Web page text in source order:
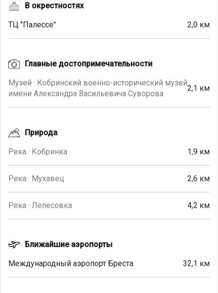
В окрестностях
ТЦ "Палессе" 2,0 км
Главные достопримечательности
Музей · Кобринский военно-исторический музей
имени Александра Васильевича Суворова
2,1 км
Природа
Река · Кобринка 1,9 км
Река · Мухавец 2,6 км
Река · Лепесовка 4,2 км
Ближайшие аэропорты
Международный аэропорт Бреста 32,1 км